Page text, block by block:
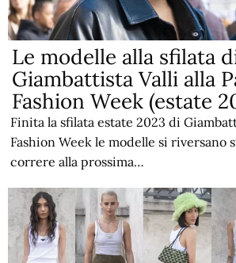
Le modelle alla sfilata
Giambattista Valli alla
Fashion Week (estate
Finita la sfilata estate 2023 di
Fashion Week le modelle si riversano
correre alla prossima…